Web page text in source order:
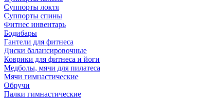
Суппорты локтя
Суппорты спины
Фитнес инвентарь
Бодибары
Гантели для фитнеса
Диски балансировочные
Коврики для фитнеса и йоги
Медболы, мячи для пилатеса
Мячи гимнастические
Обручи
Палки гимнастические